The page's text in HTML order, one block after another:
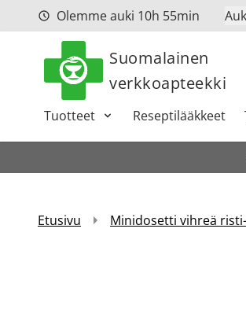
Siirry sisältöönOlemme auki 10h 55min
Suomalainen
verkkoapteekki
Tuotteet Reseptilääkkeet
Etusivu Minidosetti vihreä